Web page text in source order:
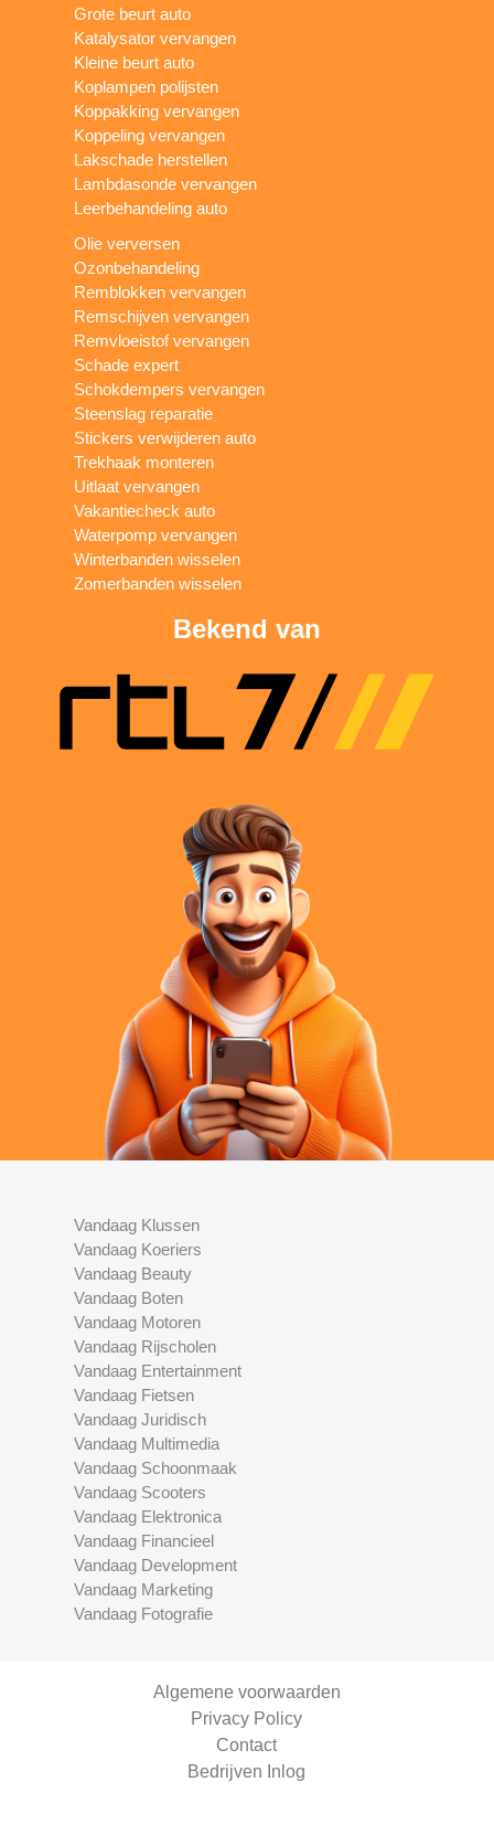
Grote beurt auto
Katalysator vervangen
Kleine beurt auto
Koplampen polijsten
Koppakking vervangen
Koppeling vervangen
Lakschade herstellen
Lambdasonde vervangen
Leerbehandeling auto
Olie verversen
Ozonbehandeling
Remblokken vervangen
Remschijven vervangen
Remvloeistof vervangen
Schade expert
Schokdempers vervangen
Steenslag reparatie
Stickers verwijderen auto
Trekhaak monteren
Uitlaat vervangen
Vakantiecheck auto
Waterpomp vervangen
Winterbanden wisselen
Zomerbanden wisselen
Bekend van
Vandaag Klussen
Vandaag Koeriers
Vandaag Beauty
Vandaag Boten
Vandaag Motoren
Vandaag Rijscholen
Vandaag Entertainment
Vandaag Fietsen
Vandaag Juridisch
Vandaag Multimedia
Vandaag Schoonmaak
Vandaag Scooters
Vandaag Elektronica
Vandaag Financieel
Vandaag Development
Vandaag Marketing
Vandaag Fotografie
Algemene voorwaarden
Privacy Policy
Contact
Bedrijven Inlog